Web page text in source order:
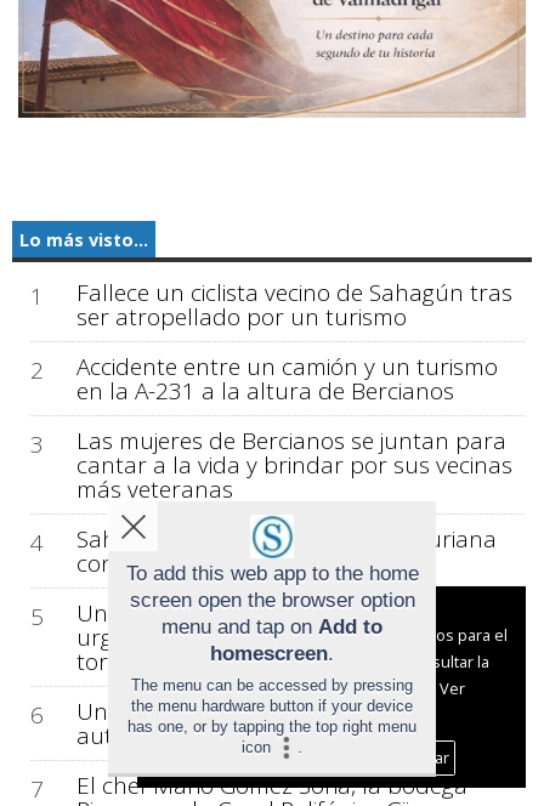
Lo más visto...
1 Fallece un ciclista vecino de Sahagún tras
ser atropellado por un turismo
2
Accidente entre un camión y un turismo
en la A-231 a la altura de Bercianos
3
Las mujeres de Bercianos se juntan para
cantar a la vida y brindar por sus vecinas
más veteranas
4
Sahagún reinventa la espicha asturiana
con sones de dulzaina y tambor
5
Un análisis arquitectónico advierte de la
urgencia de restaurar la cubierta de la
torre de la iglesia de Villamol
6
Una colisión deja tres heridos en la
autovía A-231 a la altura de Sahagún
7
El chef Mario Gómez Soria, la bodega
To add this web app to the home
screen open the browser option
menu and tap on Add to
homescreen.
The menu can be accessed by pressing
the menu hardware button if your device
has one, or by tapping the top right menu
icon
.
Aviso sobre el Uso de cookies:
Utilizamos cookies nuestras y de terceros para el
funcionamiento del digital. Puedes consultar la
lista de cookies y como desconectarlas.
Ver
nuestra Política de Privacidad y Cookies
Aceptar Cookies
Personalizar